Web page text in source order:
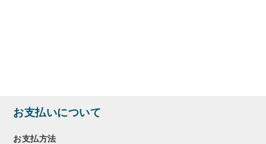
お支払いについて
お支払方法